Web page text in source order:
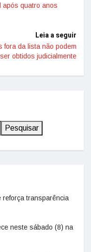
após quatro anos
Leia a seguir
fora da lista não podem
ser obtidos judicialmente
Pesquisar
reforça transparência
neste sábado (8) na